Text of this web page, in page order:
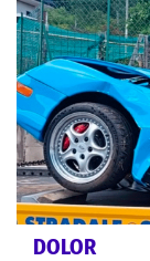
DOLOR